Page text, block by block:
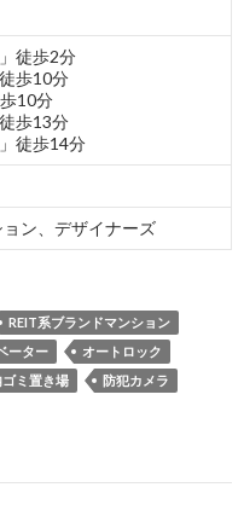
徒歩2分
歩10分
10分
歩13分
徒歩14分
ン、デザイナーズ
REIT系ブランドマンション
ーター
オートロック
ミ置き場
防犯カメラ